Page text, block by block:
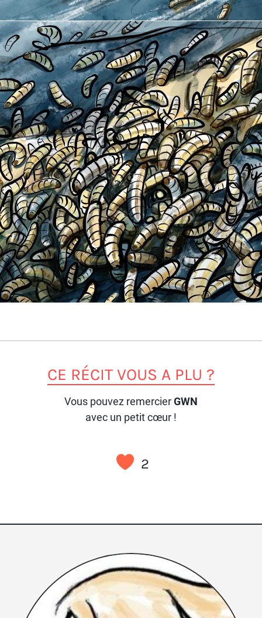
CE RÉCIT VOUS A PLU ?
Vous pouvez remercierGWN
avec un petit cœur !
2